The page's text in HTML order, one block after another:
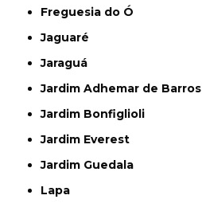
Freguesia do Ó
Jaguaré
Jaraguá
Jardim Adhemar de Barros
Jardim Bonfiglioli
Jardim Everest
Jardim Guedala
Lapa